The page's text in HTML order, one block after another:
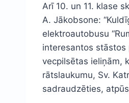
Arī 10. un 11. klase
A. Jākobsone:
elektroautobusu
interesantos stāstos
vecpilsētas ieliņām,
rātslaukumu, Sv.
sadraudzēties,